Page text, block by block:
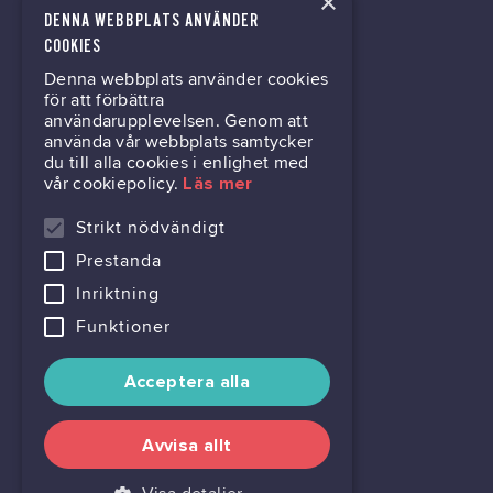
kontor@gil.se
031-63 64 80
Mölndalsvägen 30B
Box 24061
400 22 Göteborg
716444-6762
DENNA WEBBPLATS ANVÄNDER
COOKIES
Denna webbplats använder cookies
för att förbättra
användarupplevelsen. Genom att
använda vår webbplats samtycker
du till alla cookies i enlighet med
vår cookiepolicy. Läs mer
Strikt nödvändigt
Prestanda
Inriktning
Funktioner
Acceptera alla
Avvisa allt